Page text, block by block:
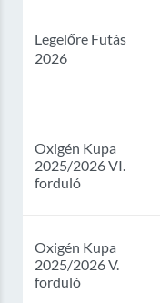
Legelőre Futás
2026
Oxigén Kupa
2025/2026 VI.
forduló
Oxigén Kupa
2025/2026 V.
forduló